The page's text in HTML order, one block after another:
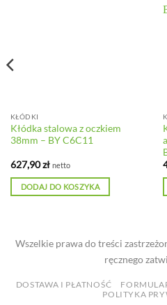
KŁÓDKI
Kłódka stalowa z oczkiem
38mm – BY C6C11
627,90zł netto
DODAJ DO KOSZYKA
Wszelkie prawa do treści
ręcznego
DOSTAWA I PŁATNOŚĆ
POLITYKA